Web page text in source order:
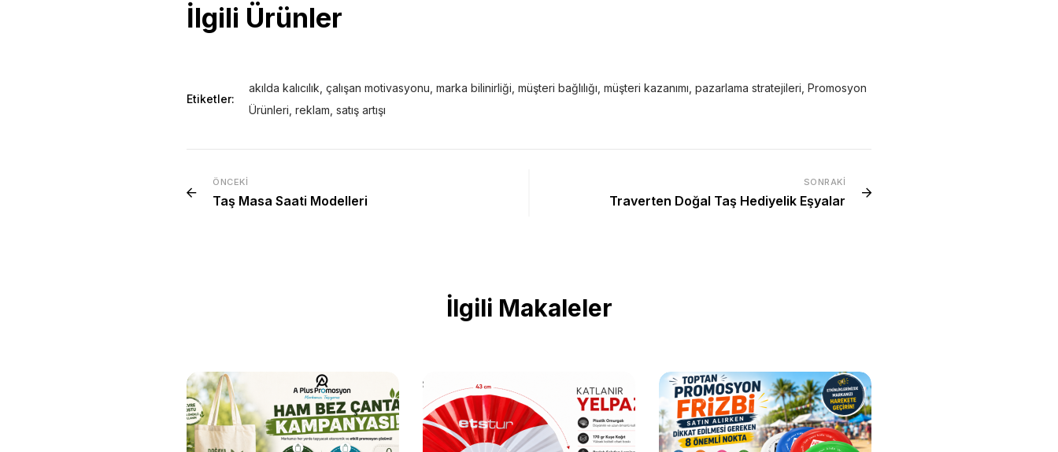
İlgili Ürünler
Etiketler:
akılda kalıcılık çalışan motivasyonu marka bilinirliği müşteri bağlılığı müşteri kazanımı pazarlama stratejileri Promosyon
Ürünleri reklam satış artışı
ÖNCEKI
Taş Masa Saati Modelleri
SONRAKI
Traverten Doğal Taş Hediyelik Eşyalar
İlgili Makaleler